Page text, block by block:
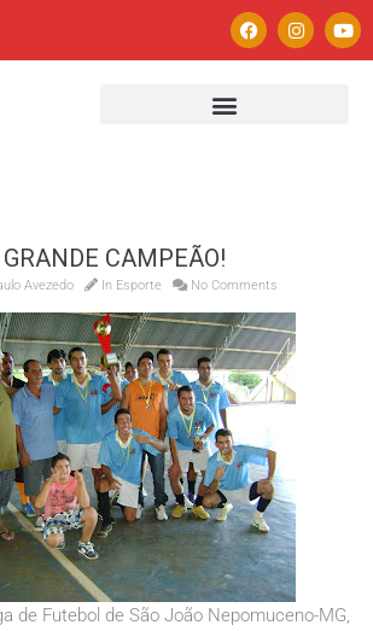
CAMPEÃO!
Avezedo In Esporte No Comments
de Futebol de São João Nepomuceno-MG,